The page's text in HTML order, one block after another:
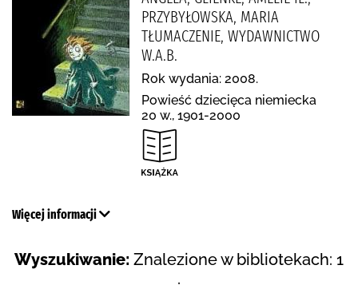
PRZYBYŁOWSKA, MARIA
TŁUMACZENIE, WYDAWNICTWO
W.A.B.
Rok wydania: 2008.
Powieść dziecięca niemiecka
20 w., 1901-2000
Więcej informacji
Wyszukiwanie: Znalezione w bibliotekach: 1
.